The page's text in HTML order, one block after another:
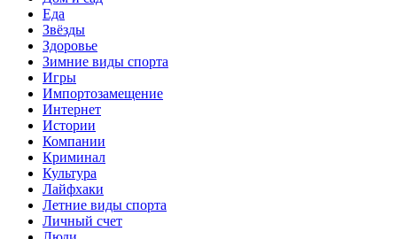
Еда
Звёзды
Здоровье
Зимние виды спорта
Игры
Импортозамещение
Интернет
Истории
Компании
Криминал
Культура
Лайфхаки
Летние виды спорта
Личный счет